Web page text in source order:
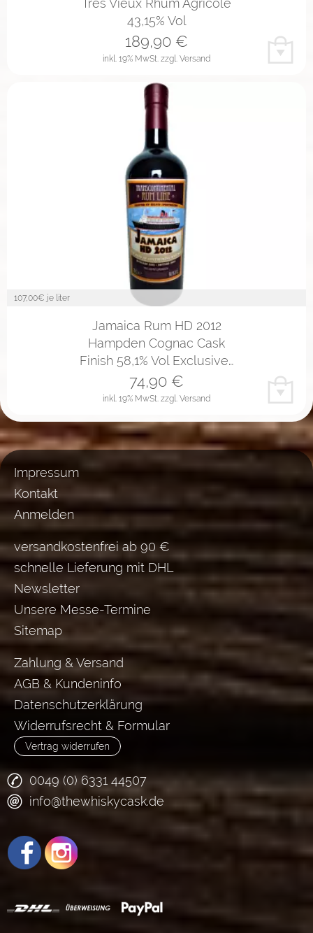
43,15% Vol
inkl. 19% MwSt. zzgl. Versand
189,90 €
107,00€ je liter
Jamaica Rum HD 2012
Hampden Cognac Cask
Finish 58,1% Vol Exclusive…
inkl. 19% MwSt. zzgl. Versand
74,90 €
Impressum
Kontakt
Anmelden
versandkostenfrei ab 90 €
schnelle Lieferung mit DHL
Newsletter
Unsere Messe-Termine
Sitemap
Zahlung & Versand
AGB & Kundeninfo
Datenschutzerklärung
Widerrufsrecht & Formular
Vertrag widerrufen
0049 (0) 6331 44507
info@thewhiskycask.de